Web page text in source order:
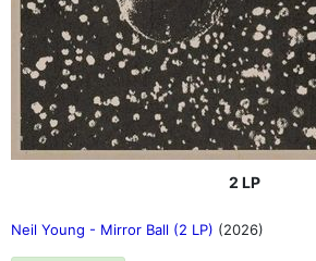
2 LP
Neil Young - Mirror Ball (2 LP) (2026)